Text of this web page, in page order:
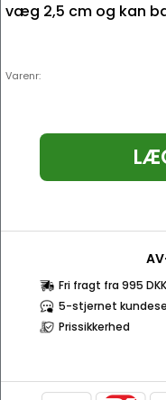
væg 2,5 cm og kan
Varenr:
Fri fragt fra 995 DKK
5-stjernet
Prissikkerhed